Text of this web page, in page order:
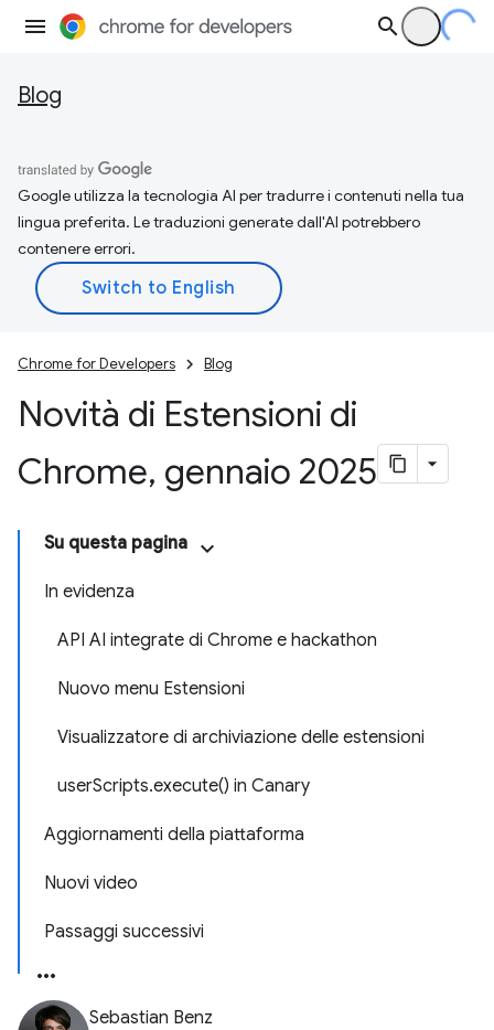
Blog
Google utilizza la tecnologia AI per tradurre i contenuti nella tua
lingua preferita. Le traduzioni generate dall'AI potrebbero
contenere errori.
Chrome for Developers Blog
Novità di Estensioni di
Chrome, gennaio 2025
Su questa pagina
In evidenza
API AI integrate di Chrome e hackathon
Nuovo menu Estensioni
Visualizzatore di archiviazione delle estensioni
userScripts.execute() in Canary
Aggiornamenti della piattaforma
Nuovi video
Passaggi successivi
Sebastian Benz